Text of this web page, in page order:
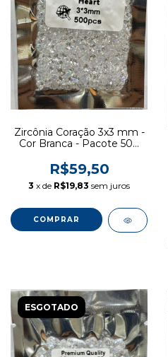
Zircônia Coração 3x3 mm -
Cor Branca - Pacote 500
R$59,50
3 x de R$19,83 sem juros
ESGOTADO